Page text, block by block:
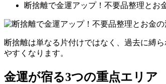
断捨離で金運アップ！不要品整理とお
断捨離は単なる片付けではなく、過去に縛
やすくなります。
金運が宿る3つの重点エリア